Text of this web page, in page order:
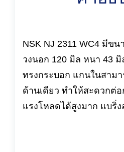
NSK NJ 2311 WC4 มีขน
วงนอก 120 มิล หนา 43
ทรงกระบอก แกนในสาม
ด้านเดียว ทำให้สะดวกต่
แรงโหลดได้สูงมาก แบริ่